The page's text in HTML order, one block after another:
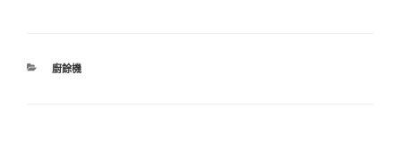
分
廚餘機